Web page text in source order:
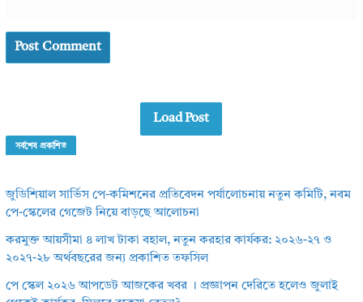
Load Post
সর্বশেষ প্রকাশিত
জুডিশিয়াল সার্ভিস পে-কমিশনের প্রতিবেদন পর্যালোচনায় নতুন কমিটি, নবম
পে-স্কেলের গেজেট নিয়ে বাড়ছে আলোচনা
করমুক্ত আয়সীমা ৪ লাখ টাকা বহাল, নতুন করহার কার্যকর: ২০২৬-২৭ ও
২০২৭-২৮ অর্থবছরের জন্য প্রকাশিত তফসিল
পে স্কেল ২০২৬ আপডেট আজকের খবর । প্রজ্ঞাপন দেরিতে হলেও জুলাই